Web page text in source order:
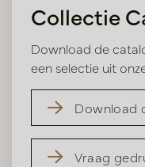
Collectie
Download de
een selectie uit
Download
Vraag